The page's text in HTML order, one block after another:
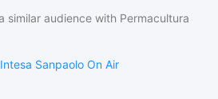
similar audience with Permacultura
Sanpaolo On Air